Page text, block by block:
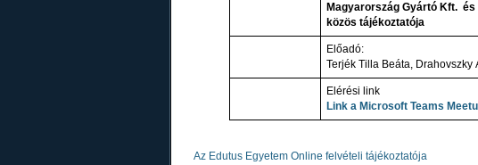
Magyarország Gyártó Kft.
közös tájékoztatója
Előadó:
Terjék Tilla Beáta, Drahovszky
Elérési link
Link a Microsoft Teams
Az Edutus Egyetem Online felvételi tájékoztatója